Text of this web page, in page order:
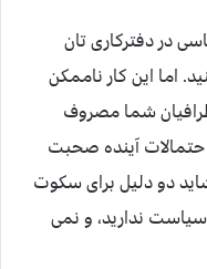
در دفترکاری تان
اما این کار ناممکن
شما مصروف
آینده صحبت
دو دلیل برای سکوت
ندارید، و نمی